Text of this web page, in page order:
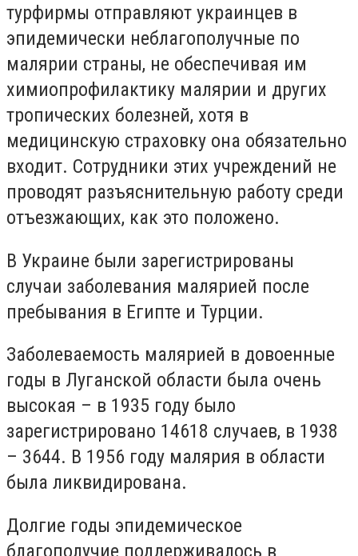
турфирмы отправляют украинцев в
эпидемически неблагополучные по
малярии страны, не обеспечивая им
химиопрофилактику малярии и других
тропических болезней, хотя в
медицинскую страховку она обязательно
входит. Сотрудники этих учреждений не
проводят разъяснительную работу среди
отъезжающих, как это положено.
В Украине были зарегистрированы
случаи заболевания малярией после
пребывания в Египте и Турции.
Заболеваемость малярией в довоенные
годы в Луганской области была очень
высокая – в 1935 году было
зарегистрировано 14618 случаев, в 1938
– 3644. В 1956 году малярия в области
была ликвидирована.
Долгие годы эпидемическое
благополучие поддерживалось в